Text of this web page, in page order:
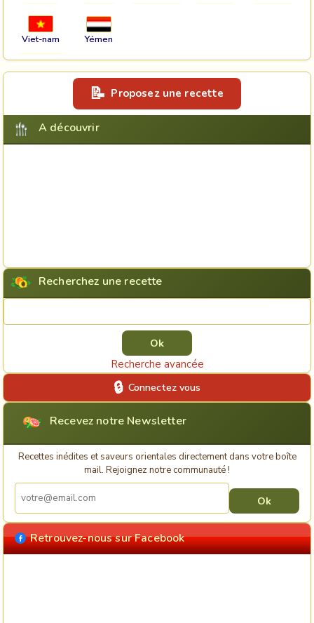
Viet-nam Yémen
Proposez une recette
A découvrir
Recherchez une recette
Recherche avancée
Connectez vous
Recevez notre Newsletter
Recettes inédites et saveurs orientales directement dans votre boîte
mail. Rejoignez notre communauté !
Retrouvez-nous sur Facebook